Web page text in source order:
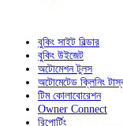
বুকিং সাইট বিল্ডার
বুকিং উইজেট
অটোমেশন টুলস
অটোমেটেড ক্লিনিং
টিম কোলাবোরেশন
Owner Connect
রিপোর্টিং